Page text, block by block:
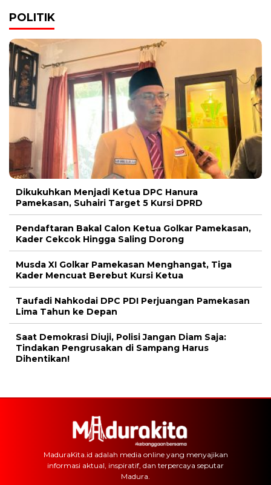
POLITIK
Dikukuhkan Menjadi Ketua DPC Hanura
Pamekasan, Suhairi Target 5 Kursi DPRD
Pendaftaran Bakal Calon Ketua Golkar Pamekasan,
Kader Cekcok Hingga Saling Dorong
Musda XI Golkar Pamekasan Menghangat, Tiga
Kader Mencuat Berebut Kursi Ketua
Taufadi Nahkodai DPC PDI Perjuangan Pamekasan
Lima Tahun ke Depan
Saat Demokrasi Diuji, Polisi Jangan Diam Saja:
Tindakan Pengrusakan di Sampang Harus
Dihentikan!
MaduraKita.id adalah media online yang menyajikan
informasi aktual, inspiratif, dan terpercaya seputar
Madura.